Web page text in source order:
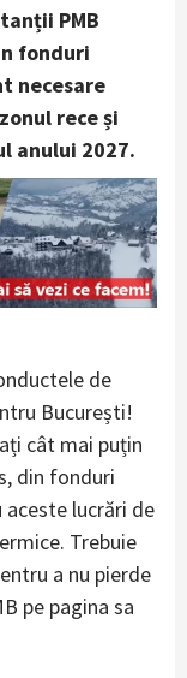
PMB
fonduri
necesare
rece și
anului 2027.
de
București!
cât mai puțin
din fonduri
lucrări de
Trebuie
a nu pierde
pe pagina sa